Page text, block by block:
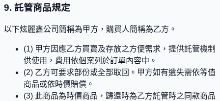
9. 託管商品規定
以下炫麗鑫公司簡稱為甲方，購買人簡稱為乙方。
(1) 甲方因應乙方買賣及存放之方便需求，提供託管機制
供使用，費用依個案列於訂單內容中。
(2) 乙方可要求部份或全部取回。甲方如有遺失需依等值
商品或依時價賠償。
(3) 此商品為時價商品，歸還時為乙方託管時之同款商品